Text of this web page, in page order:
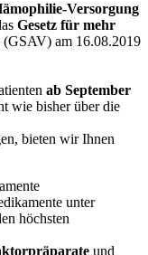
Versorgung
Gesetz für mehr
(GSAV) am 16.08.2019
ab September
wie bisher über die
bieten wir Ihnen
unter
höchsten
und